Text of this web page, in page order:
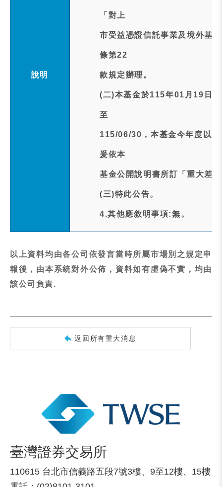
說明
「對上
市受益憑證信託事業及境外基
條第22
款規定辦理。
(二)本基金於115年01月19日
至
115/06/30，本基金今年度以
爰依本
基金公開說明書所訂「重大差
(三)特此公告。
4.其他應敘明事項:無。
以上資料均由各公司依發言當時所屬市場別之規定申
報後，由本系統對外公佈，資料如有虛偽不實，均由
該公司負責.
返回所有重大消息
臺灣證券交易所
110615 台北市信義路五段7號3樓、9至12樓、15樓